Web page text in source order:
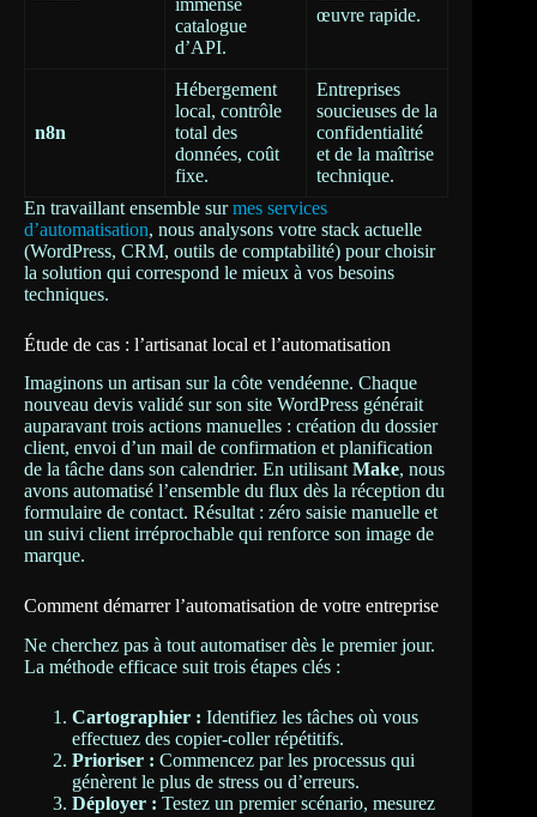
catalogue
d’API.
œuvre rapide.
n8n
Hébergement
local, contrôle
total des
données, coût
fixe.
Entreprises
soucieuses de la
confidentialité
et de la maîtrise
technique.
En travaillant ensemble surmes services
d’automatisation, nous analysons votre stack actuelle
(WordPress, CRM, outils de comptabilité) pour choisir
la solution qui correspond le mieux à vos besoins
techniques.
Étude de cas : l’artisanat local et l’automatisation
Imaginons un artisan sur la côte vendéenne. Chaque
nouveau devis validé sur son site WordPress générait
auparavant trois actions manuelles : création du dossier
client, envoi d’un mail de confirmation et planification
de la tâche dans son calendrier. En utilisantMake, nous
avons automatisé l’ensemble du flux dès la réception du
formulaire de contact. Résultat : zéro saisie manuelle et
un suivi client irréprochable qui renforce son image de
marque.
Comment démarrer l’automatisation de votre entreprise
Ne cherchez pas à tout automatiser dès le premier jour.
La méthode efficace suit trois étapes clés :
Cartographier : Identifiez les tâches où vous
effectuez des copier-coller répétitifs.
Prioriser : Commencez par les processus qui
génèrent le plus de stress ou d’erreurs.
Déployer : Testez un premier scénario, mesurez